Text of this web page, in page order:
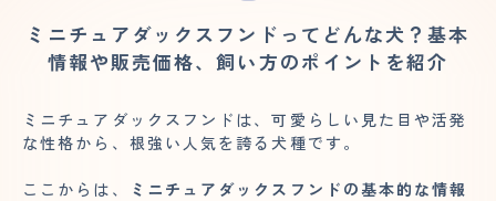
ミニチュアダックスフンドってどんな犬？基本
情報や販売価格、飼い方のポイントを紹介
ミニチュアダックスフンドは、可愛らしい見た目や活発
な性格から、根強い人気を誇る犬種です。
ここからは、
ミニチュアダックスフンドの基本的な情報